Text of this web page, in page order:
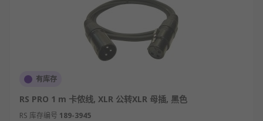
电磁干扰时，干扰信号会同时作用于两根信号线，由
于两根线的信号相位相反，干扰会相互抵消，从而大
幅降低信号失真和噪声。音频信号通过卡侬接头（公
头插入设备、母头连接接收端）实现传输，无需额外
供电，仅依靠信号自身的传输特性，完成专业音频信
号的无干扰传输，保障音质的完整性。
卡侬线的特点
有库存
RS PRO 1 m 卡侬线, XLR 公转XLR 母插, 黑色
RS 库存编号 189-3945